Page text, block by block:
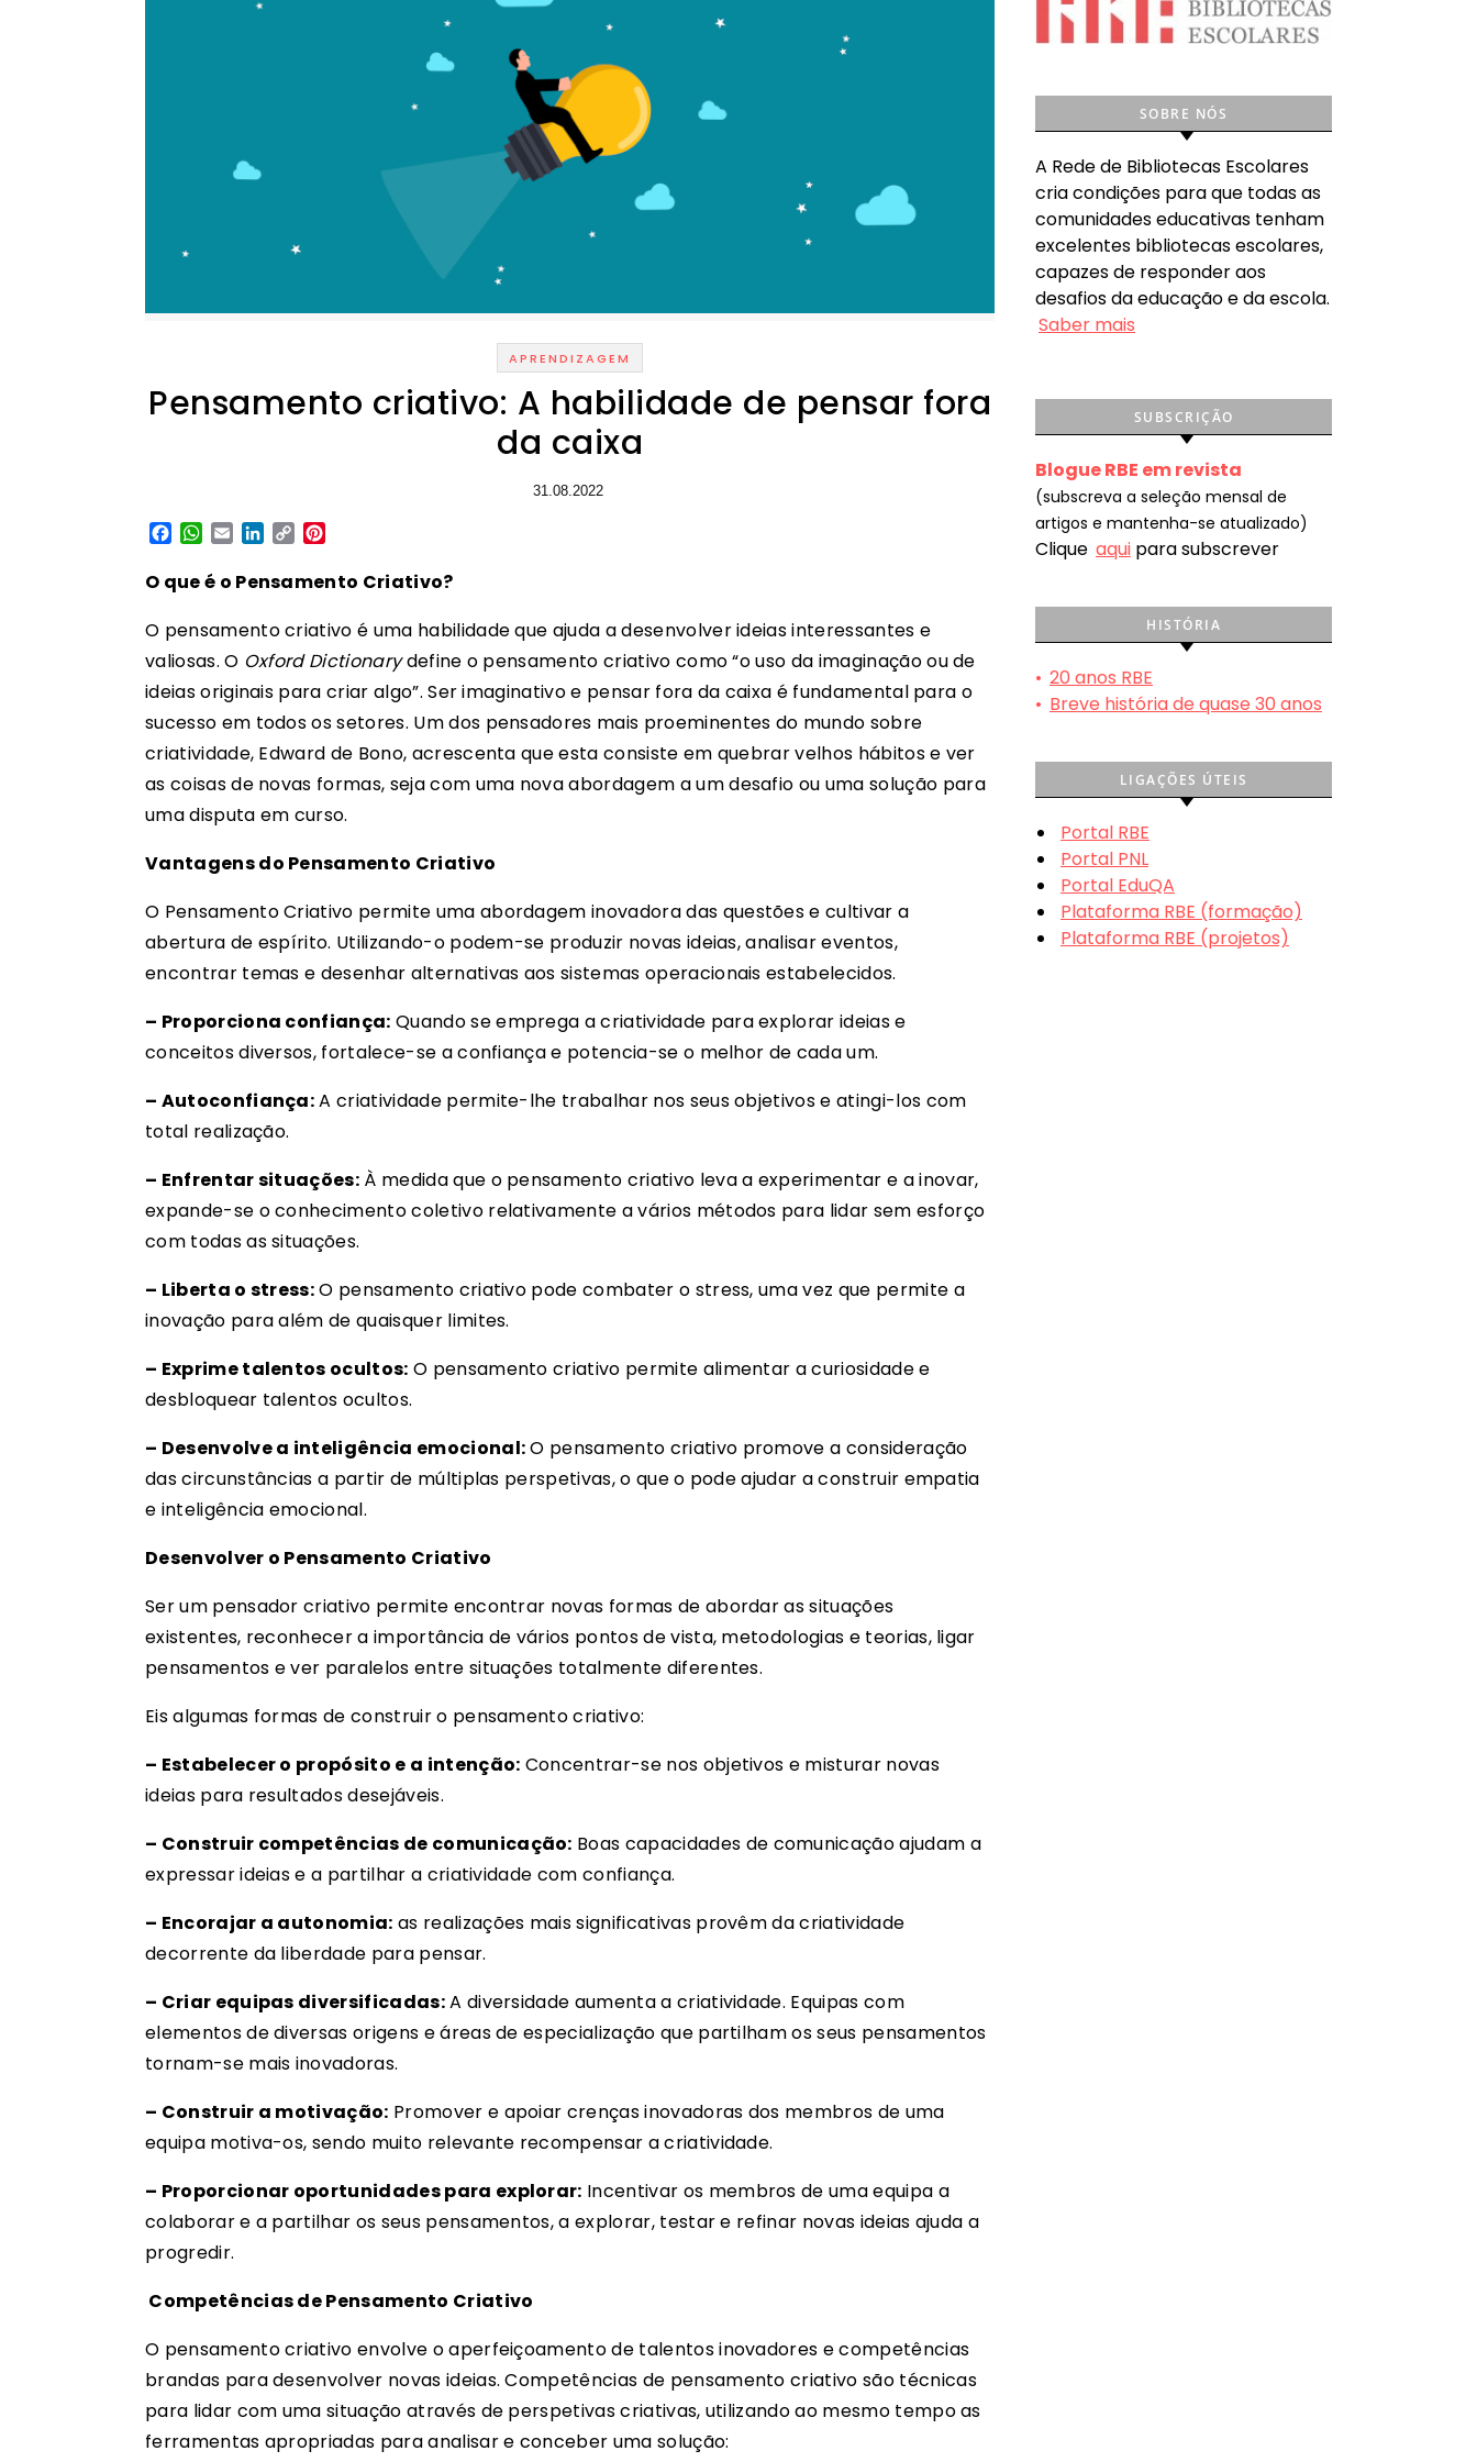
APRENDIZAGEM
Pensamento criativo: A habilidade de pensar fora
da caixa
31.08.2022
Facebook
WhatsApp
EmailLinkedIn
Copy
O que é o Pensamento Criativo?
O pensamento criativo é uma habilidade que ajuda a desenvolver ideias interessantes e
valiosas. O Oxford Dictionarydefine o pensamento criativo como “o uso da imaginação ou de
ideias originais para criar algo”. Ser imaginativo e pensar fora da caixa é fundamental para o
sucesso em todos os setores. Um dos pensadores mais proeminentes do mundo sobre
criatividade, Edward de Bono, acrescenta que esta consiste em quebrar velhos hábitos e ver
as coisas de novas formas, seja com uma nova abordagem a um desafio ou uma solução para
uma disputa em curso.
Vantagens do Pensamento Criativo
O Pensamento Criativo permite uma abordagem inovadora das questões e cultivar a
abertura de espírito. Utilizando-o podem-se produzir novas ideias, analisar eventos,
encontrar temas e desenhar alternativas aos sistemas operacionais estabelecidos.
– Proporciona confiança: Quando se emprega a criatividade para explorar ideias e
conceitos diversos, fortalece-se a confiança e potencia-se o melhor de cada um.
– Autoconfiança:A criatividade permite-lhe trabalhar nos seus objetivos e atingi-los com
total realização.
– Enfrentar situações: À medida que o pensamento criativo leva a experimentar e a inovar,
expande-se o conhecimento coletivo relativamente a vários métodos para lidar sem esforço
com todas as situações.
– Liberta o stress:O pensamento criativo pode combater o stress, uma vez que permite a
inovação para além de quaisquer limites.
– Exprime talentos ocultos: O pensamento criativo permite alimentar a curiosidade e
desbloquear talentos ocultos.
– Desenvolve a inteligência emocional:O pensamento criativo promove a consideração
das circunstâncias a partir de múltiplas perspetivas, o que o pode ajudar a construir empatia
e inteligência emocional.
Desenvolver o Pensamento Criativo
Ser um pensador criativo permite encontrar novas formas de abordar as situações
existentes, reconhecer a importância de vários pontos de vista, metodologias e teorias, ligar
pensamentos e ver paralelos entre situações totalmente diferentes.
Eis algumas formas de construir o pensamento criativo:
– Estabelecer o propósito e a intenção: Concentrar-se nos objetivos e misturar novas
ideias para resultados desejáveis.
– Construir competências de comunicação: Boas capacidades de comunicação ajudam a
expressar ideias e a partilhar a criatividade com confiança.
– Encorajar a autonomia: as realizações mais significativas provêm da criatividade
decorrente da liberdade para pensar.
– Criar equipas diversificadas:A diversidade aumenta a criatividade. Equipas com
elementos de diversas origens e áreas de especialização que partilham os seus pensamentos
tornam-se mais inovadoras.
– Construir a motivação: Promover e apoiar crenças inovadoras dos membros de uma
equipa motiva-os, sendo muito relevante recompensar a criatividade.
– Proporcionar oportunidades para explorar: Incentivar os membros de uma equipa a
colaborar e a partilhar os seus pensamentos, a explorar, testar e refinar novas ideias ajuda a
progredir.
Competências de Pensamento Criativo
O pensamento criativo envolve o aperfeiçoamento de talentos inovadores e competências
brandas para desenvolver novas ideias. Competências de pensamento criativo são técnicas
para lidar com uma situação através de perspetivas criativas, utilizando ao mesmo tempo as
ferramentas apropriadas para analisar e conceber uma solução:
SOBRE NÓS
A Rede de Bibliotecas Escolares
cria condições para que todas as
comunidades educativas tenham
excelentes bibliotecas escolares,
capazes de responder aos
desafios da educação e da escola.
Saber mais
SUBSCRIÇÃO
Blogue RBE em revista
(subscreva a seleção mensal de
artigos e mantenha-se atualizado)
Clique aqui para subscrever
HISTÓRIA
• 20 anos RBE
• Breve história de quase 30 anos
LIGAÇÕES ÚTEIS
Portal RBE
Portal PNL
Portal EduQA
Plataforma RBE (formação)
Plataforma RBE (projetos)